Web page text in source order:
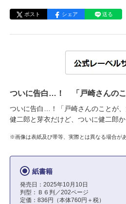
ポスト シェア 送る
ついに告白…！ 「戸崎さんのこ
ついに告白…！「戸崎さんのことが
健二郎と芽衣だけど、ついに健二郎
※画像は表紙及び帯等、実際とは異なる場合があ
紙書籍
発売日：2025年10月10日
判型：Ｂ６判／202ページ
定価：836円（本体760円＋税）